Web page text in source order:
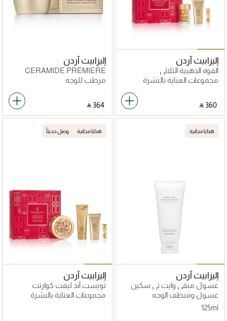
إليزابيث آردن
القوة الذهبية الثلاثي
مجموعات العناية بالبشرة
‎ ⃁ ⁦360⁩ ‎
إليزابيث آردن
CERAMIDE PREMIERE
INTENSE MOISTURE AND
RENEWAL
CREAM
مرطب للوجه
‎ ⃁ ⁦364⁩ ‎
هدايا مجانية
إليزابيث آردن
غسول منقي وايت تي سكين
سوليوشنز
غسول ومنظف الوجه
125ml
هدايا مجانية وصل حديثاً
إليزابيث آردن
تويست أند ليفت كوارتت
مجموعات العناية بالبشرة